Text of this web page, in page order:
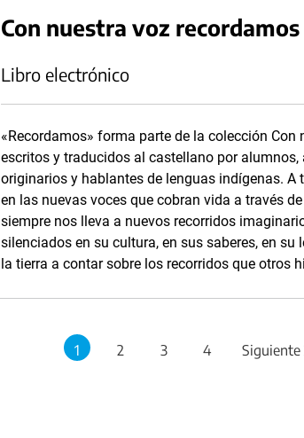
Con nuestra voz recordamos
Libro electrónico
«Recordamos» forma parte de la colección
escritos y traducidos al castellano por
originarios y hablantes de lenguas indígenas.
en las nuevas voces que cobran vida a través
siempre nos lleva a nuevos recorridos
silenciados en su cultura, en sus saberes, en
la tierra a contar sobre los recorridos que otros
1 2 3 4 Siguiente